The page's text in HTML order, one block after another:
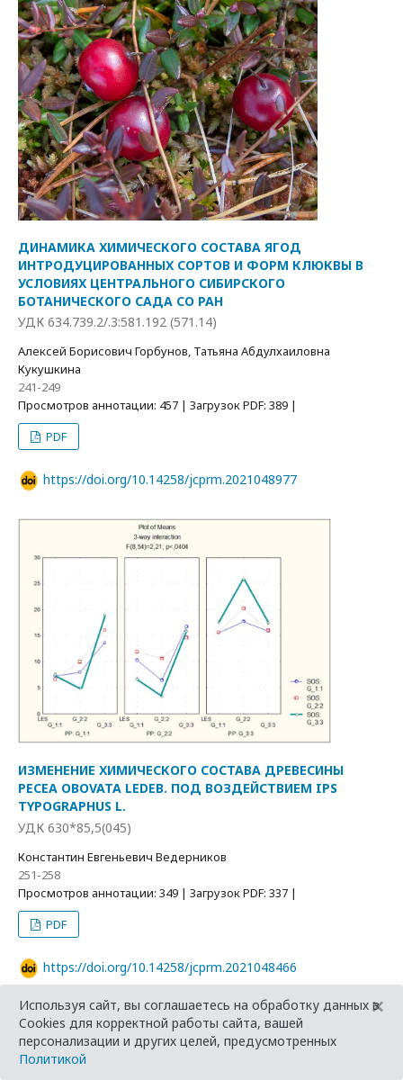
ДИНАМИКА ХИМИЧЕСКОГО СОСТАВА ЯГОД
ИНТРОДУЦИРОВАННЫХ СОРТОВ И ФОРМ КЛЮКВЫ В
УСЛОВИЯХ ЦЕНТРАЛЬНОГО СИБИРСКОГО
БОТАНИЧЕСКОГО САДА СО РАН
УДК 634.739.2/.3:581.192 (571.14)
Алексей Борисович Горбунов, Татьяна Абдулхаиловна
Кукушкина
241-249
Просмотров аннотации: 457 | Загрузок PDF: 389 |
PDF
https://doi.org/10.14258/jcprm.2021048977
ИЗМЕНЕНИЕ ХИМИЧЕСКОГО СОСТАВА ДРЕВЕСИНЫ
PECEA OBOVATA LEDEB. ПОД ВОЗДЕЙСТВИЕМ IPS
TYPOGRAPHUS L.
УДК 630*85,5(045)
Константин Евгеньевич Ведерников
251-258
Просмотров аннотации: 349 | Загрузок PDF: 337 |
PDF
https://doi.org/10.14258/jcprm.2021048466
Используя сайт, вы соглашаетесь на обработку данных в
Cookies для корректной работы сайта, вашей
персонализации и других целей, предусмотренных
Политикой
×